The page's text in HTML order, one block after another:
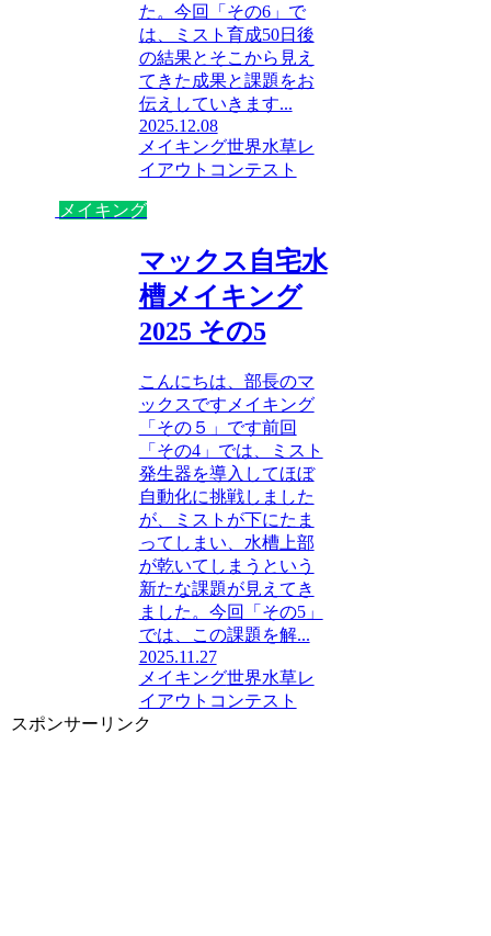
た。今回「その6」で
は、ミスト育成50日後
の結果とそこから見え
てきた成果と課題をお
伝えしていきます...
2025.12.08
メイキング世界水草レ
イアウトコンテスト
メイキング
マックス自宅水
槽メイキング
2025 その5
こんにちは、部長のマ
ックスですメイキング
「その５」です前回
「その4」では、ミスト
発生器を導入してほぼ
自動化に挑戦しました
が、ミストが下にたま
ってしまい、水槽上部
が乾いてしまうという
新たな課題が見えてき
ました。今回「その5」
では、この課題を解...
2025.11.27
メイキング世界水草レ
イアウトコンテスト
スポンサーリンク